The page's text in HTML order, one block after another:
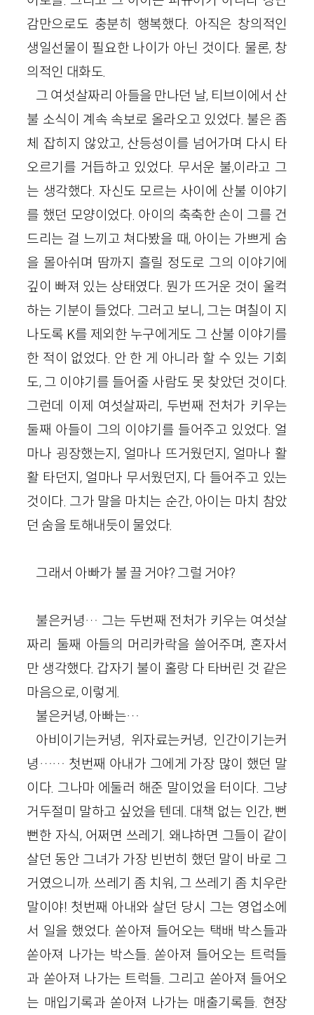
감만으로도 충분히 행복했다. 아직은 창의적인
생일선물이 필요한 나이가 아닌 것이다. 물론, 창
의적인 대화도.
그 여섯살짜리 아들을 만나던 날, 티브이에서 산
불 소식이 계속 속보로 올라오고 있었다. 불은 좀
체 잡히지 않았고, 산등성이를 넘어가며 다시 타
오르기를 거듭하고 있었다. 무서운 불,이라고 그
는 생각했다. 자신도 모르는 사이에 산불 이야기
를 했던 모양이었다. 아이의 축축한 손이 그를 건
드리는 걸 느끼고 쳐다봤을 때, 아이는 가쁘게 숨
을 몰아쉬며 땀까지 흘릴 정도로 그의 이야기에
깊이 빠져 있는 상태였다. 뭔가 뜨거운 것이 울컥
하는 기분이 들었다. 그러고 보니, 그는 며칠이 지
나도록 K를 제외한 누구에게도 그 산불 이야기를
한 적이 없었다. 안 한 게 아니라 할 수 있는 기회
도, 그 이야기를 들어줄 사람도 못 찾았던 것이다.
그런데 이제 여섯살짜리, 두번째 전처가 키우는
둘째 아들이 그의 이야기를 들어주고 있었다. 얼
마나 굉장했는지, 얼마나 뜨거웠던지, 얼마나 활
활 타던지, 얼마나 무서웠던지, 다 들어주고 있는
것이다. 그가 말을 마치는 순간, 아이는 마치 참았
던 숨을 토해내듯이 물었다.
그래서 아빠가 불 끌 거야? 그럴 거야?
불은커녕… 그는 두번째 전처가 키우는 여섯살
짜리 둘째 아들의 머리카락을 쓸어주며, 혼자서
만 생각했다. 갑자기 불이 홀랑 다 타버린 것 같은
마음으로, 이렇게.
불은커녕, 아빠는…
아비이기는커녕, 위자료는커녕, 인간이기는커
녕…… 첫번째 아내가 그에게 가장 많이 했던 말
이다. 그나마 에둘러 해준 말이었을 터이다. 그냥
거두절미 말하고 싶었을 텐데. 대책 없는 인간, 뻔
뻔한 자식, 어쩌면 쓰레기. 왜냐하면 그들이 같이
살던 동안 그녀가 가장 빈번히 했던 말이 바로 그
거였으니까. 쓰레기 좀 치워, 그 쓰레기 좀 치우란
말이야! 첫번째 아내와 살던 당시 그는 영업소에
서 일을 했었다. 쏟아져 들어오는 택배 박스들과
쏟아져 나가는 박스들. 쏟아져 들어오는 트럭들
과 쏟아져 나가는 트럭들. 그리고 쏟아져 들어오
는 매입기록과 쏟아져 나가는 매출기록들. 현장